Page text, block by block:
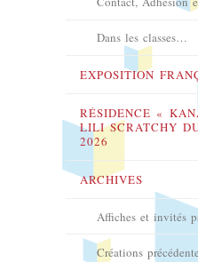
Dans les classes…
EXPOSITION
RÉSIDENCE «
LILI SCRATCHY
2026
ARCHIVES
Affiches et invités
Créations